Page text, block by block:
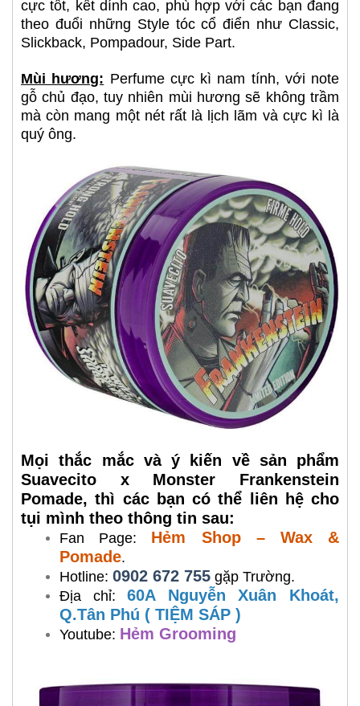
cực tốt, kết dính cao, phù hợp với các bạn đang
theo đuổi những Style tóc cổ điển như Classic,
Slickback, Pompadour, Side Part.
Mùi hương: Perfume cực kì nam tính, với note
gỗ chủ đạo, tuy nhiên mùi hương sẽ không trầm
mà còn mang một nét rất là lịch lãm và cực kì là
quý ông.
Mọi thắc mắc và ý kiến về sản phẩm
Suavecito x Monster Frankenstein
Pomade, thì các bạn có thể liên hệ cho
tụi mình theo thông tin sau:
Fan Page: Hẻm Shop – Wax &
Pomade.
Hotline: 0902 672 755 gặp Trường.
Địa chỉ:60A Nguyễn Xuân Khoát,
Q.Tân Phú ( TIỆM SÁP )
Youtube: Hẻm Grooming